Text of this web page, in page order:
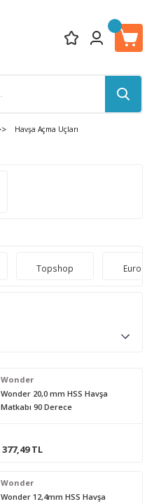
Havşa Açma Uçları
Topshop
Wonder
Wonder 20,0 mm HSS Havşa
Matkabı 90 Derece
377,49 TL
Wonder
Wonder 12,4mm HSS Havşa